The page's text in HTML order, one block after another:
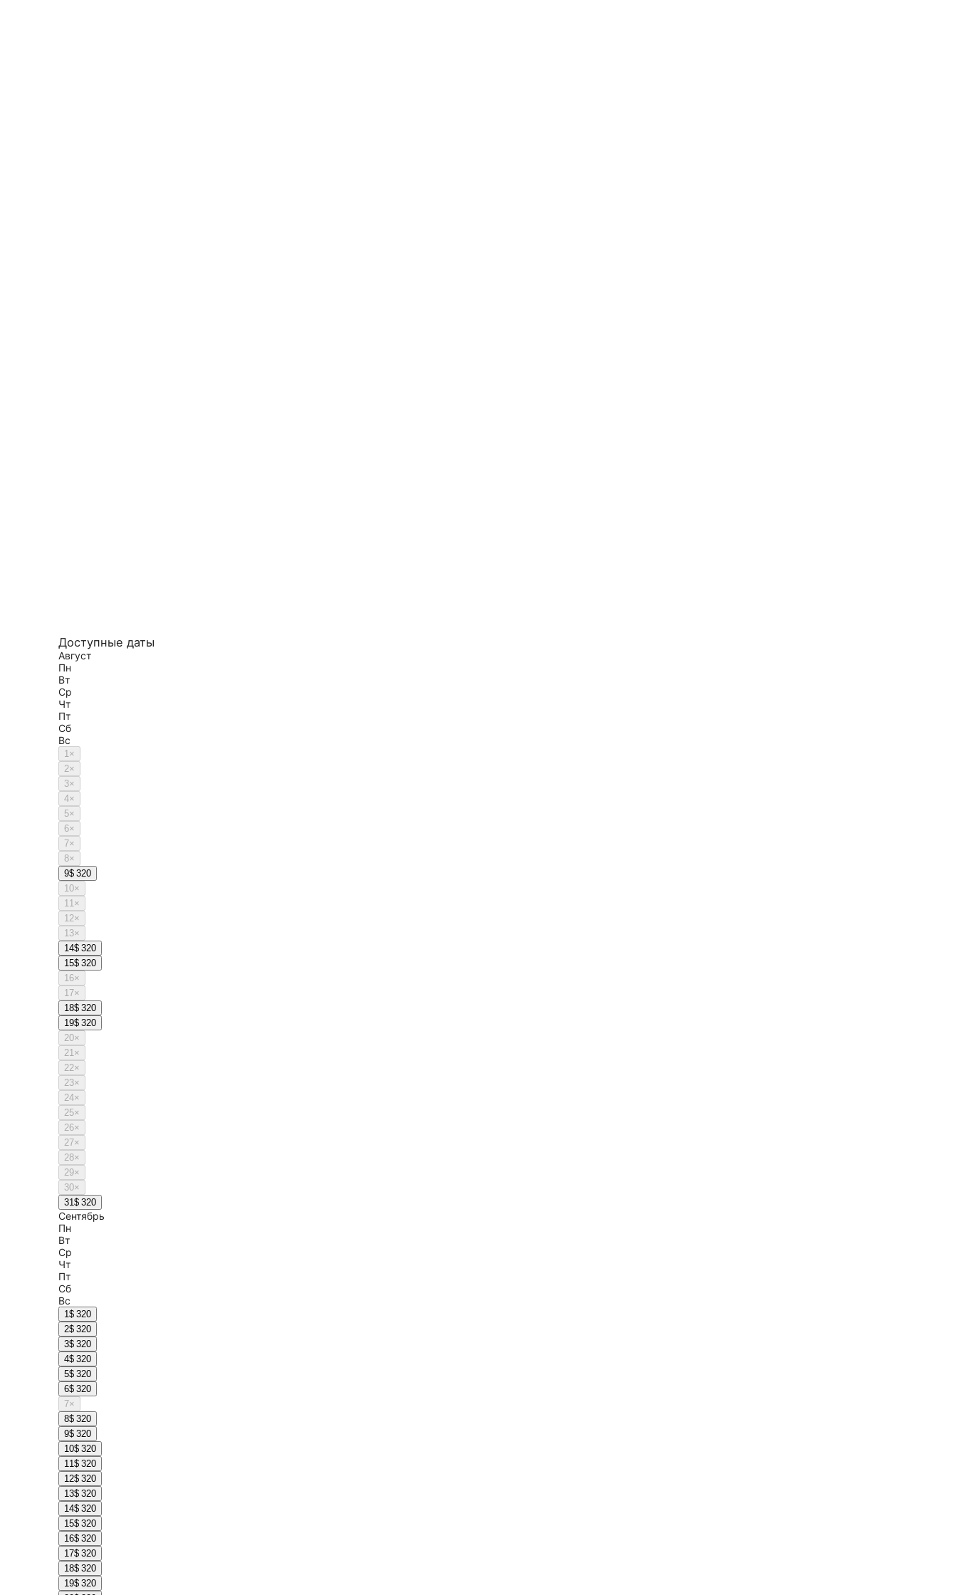
Доступные даты
Август
Пн
Вт
Ср
Чт
Пт
Сб
Вс
1×
2×
3×
4×
5×
6×
7×
8×
9$ 320
10×
11×
12×
13×
14$ 320
15$ 320
16×
17×
18$ 320
19$ 320
20×
21×
22×
23×
24×
25×
26×
27×
28×
29×
30×
31$ 320
Сентябрь
Пн
Вт
Ср
Чт
Пт
Сб
Вс
1$ 320
2$ 320
3$ 320
4$ 320
5$ 320
6$ 320
7×
8$ 320
9$ 320
10$ 320
11$ 320
12$ 320
13$ 320
14$ 320
15$ 320
16$ 320
17$ 320
18$ 320
19$ 320